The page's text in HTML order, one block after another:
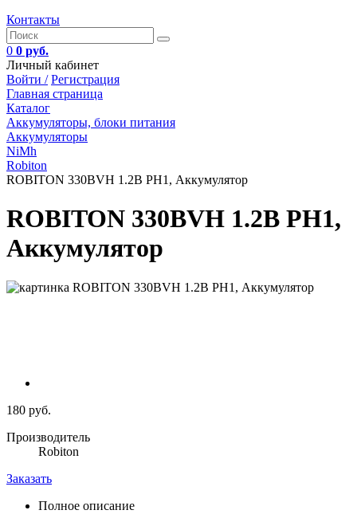
Контакты
0 0 руб.
Личный кабинет
Войти / Регистрация
Главная страница
Каталог
Аккумуляторы, блоки питания
Аккумуляторы
NiMh
Robiton
ROBITON 330BVH 1.2В PH1, Аккумулятор
ROBITON 330BVH 1.2В PH1,
Аккумулятор
180 руб.
Производитель
Robiton
Заказать
Полное описание